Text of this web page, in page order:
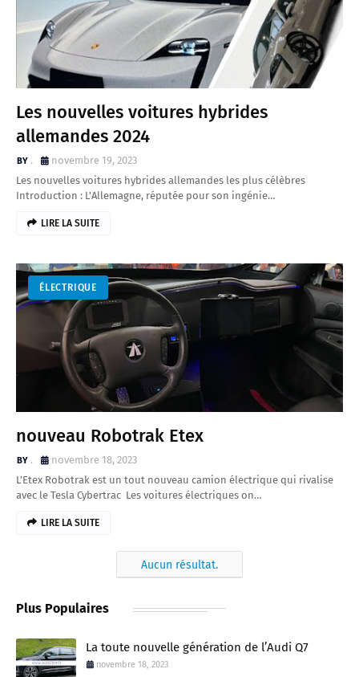
Les nouvelles voitures hybrides
allemandes 2024
.
novembre 19, 2023
Les nouvelles voitures hybrides allemandes les plus célèbres
Introduction : L'Allemagne, réputée pour son ingénie…
LIRE LA SUITE
ÉLECTRIQUE
nouveau Robotrak Etex
.
novembre 18, 2023
L’Etex Robotrak est un tout nouveau camion électrique qui rivalise
avec le Tesla Cybertrac Les voitures électriques on…
LIRE LA SUITE
Aucun résultat.
Plus Populaires
La toute nouvelle génération de l’Audi Q7
novembre 18, 2023